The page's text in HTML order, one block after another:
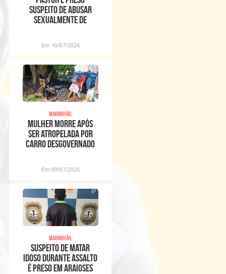
suspeito de abusar
sexualmente de
Em 10/07/2026
Maranhão,
Mulher morre após
ser atropelada por
carro desgovernado
Em 09/07/2026
Maranhão,
Suspeito de matar
idoso durante assalto
é preso em Araioses